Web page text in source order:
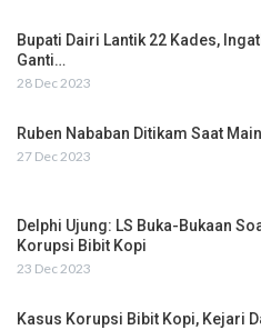
Bupati Dairi Lantik 22 Kades,
Ganti…
28 Dec 2023
Ruben Nababan Ditikam Saat
27 Dec 2023
Delphi Ujung: LS Buka-Bukaan
Korupsi Bibit Kopi
23 Dec 2023
Kasus Korupsi Bibit Kopi, Kejari